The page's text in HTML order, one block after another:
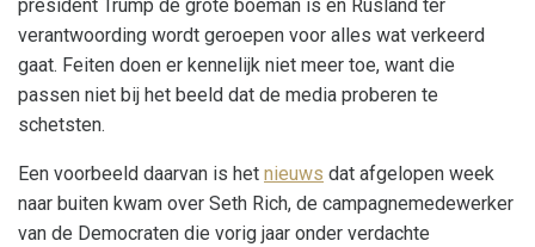
president Trump de grote boeman is en Rusland ter
verantwoording wordt geroepen voor alles wat verkeerd
gaat. Feiten doen er kennelijk niet meer toe, want die
passen niet bij het beeld dat de media proberen te
schetsten.
Een voorbeeld daarvan is het nieuws dat afgelopen week
naar buiten kwam over Seth Rich, de campagnemedewerker
van de Democraten die vorig jaar onder verdachte